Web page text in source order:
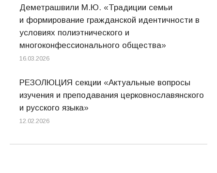
Деметрашвили М.Ю. «Традиции семьи
и формирование гражданской идентичности в
условиях полиэтнического и
многоконфессионального общества»
16.03.2026
РЕЗОЛЮЦИЯ секции «Актуальные вопросы
изучения и преподавания церковнославянского
и русского языка»
12.02.2026